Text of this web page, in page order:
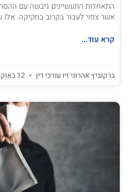
התאחדות התעשיינים גיבשה עם
אשר צפוי לעבור בקרוב בחקיקה. אלו
קרא עוד...
ברקוביץ אהרוני זיו עורכי דין